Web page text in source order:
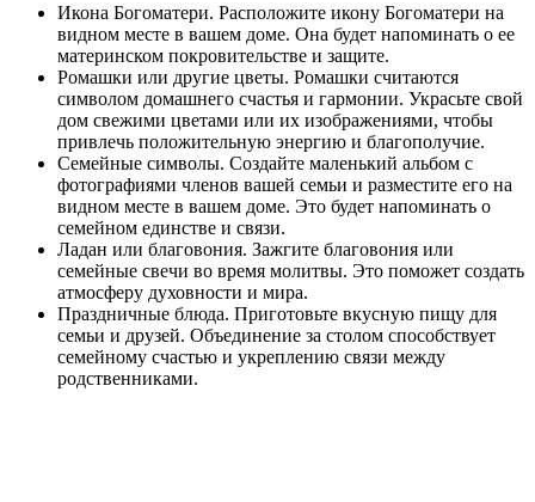
Икона Богоматери. Расположите икону Богоматери на
видном месте в вашем доме. Она будет напоминать о ее
материнском покровительстве и защите.
Ромашки или другие цветы. Ромашки считаются
символом домашнего счастья и гармонии. Украсьте свой
дом свежими цветами или их изображениями, чтобы
привлечь положительную энергию и благополучие.
Семейные символы. Создайте маленький альбом с
фотографиями членов вашей семьи и разместите его на
видном месте в вашем доме. Это будет напоминать о
семейном единстве и связи.
Ладан или благовония. Зажгите благовония или
семейные свечи во время молитвы. Это поможет создать
атмосферу духовности и мира.
Праздничные блюда. Приготовьте вкусную пищу для
семьи и друзей. Объединение за столом способствует
семейному счастью и укреплению связи между
родственниками.